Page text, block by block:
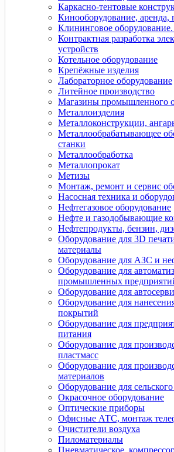
Каркасно-тентовые
Кинооборудование, аренда,
Клининговое
Контрактная разработка
устройств
Котельное оборудование
Крепёжные изделия
Лабораторное оборудование
Литейное производство
Магазины промышленного
Металлоизделия
Металлоконструкции,
Металлообрабатывающее
станки
Металлообработка
Металлопрокат
Метизы
Монтаж, ремонт и сервис
Насосная техника и
Нефтегазовое оборудование
Нефте и газодобывающие
Нефтепродукты, бензин,
Оборудование для 3D
материалы
Оборудование для АЗС и
Оборудование для
промышленных
Оборудование для
Оборудование для
покрытий
Оборудование для
питания
Оборудование для
пластмасс
Оборудование для
материалов
Оборудование для сельского
Окрасочное оборудование
Оптические приборы
Офисные АТС, монтаж
Очистители воздуха
Пиломатериалы
Пневматическое,